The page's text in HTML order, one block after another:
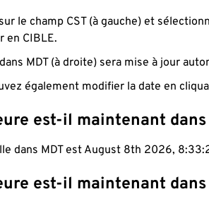
le champ CST (à gauche) et
en CIBLE.
MDT (à droite) sera mise à jour
également modifier la date en
est-il maintenant dans
dans MDT est August 8th 2026,
est-il maintenant dans